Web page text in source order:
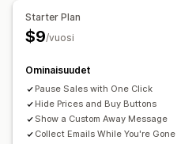
Starter Plan
$9/vuosi
Ominaisuudet
Pause Sales with One Click
Hide Prices and Buy Buttons
Show a Custom Away Message
Collect Emails While You're Gone